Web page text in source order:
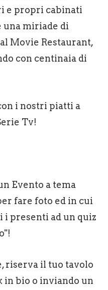
e propri cabinati
una miriade di
Movie Restaurant,
con centinaia di
i nostri piatti a
Tv!
Evento a tema
fare foto ed in cui
presenti ad un quiz
riserva il tuo tavolo
in bio o inviando un